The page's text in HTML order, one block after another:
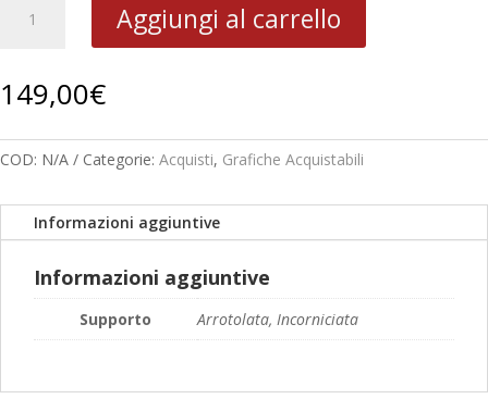
Ambiente
Aggiungi al carrello
149,00€
COD: N/A Categorie: Acquisti, Grafiche Acquistabili
Informazioni aggiuntive
Informazioni aggiuntive
Supporto Arrotolata, Incorniciata